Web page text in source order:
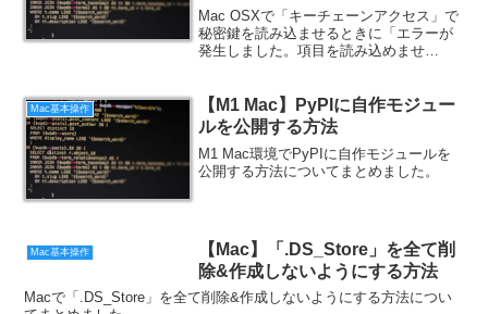
Mac OSXで「キーチェーンアクセス」で
秘密鍵を読み込ませるときに「エラーが
発生しました。項目を読み込めませ
した。項目を読み込めません。」と表示
された場合、「すべての...
Mac基本操作
【M1 Mac】PyPIに自作モジュー
ルを公開する方法
M1 Mac環境でPyPIに自作モジュールを
公開する方法についてまとめました。
Mac基本操作
【Mac】「.DS_Store」を全て削
除&作成しないようにする方法
Macで「.DS_Store」を全て削除&作成しないようにする方法につい